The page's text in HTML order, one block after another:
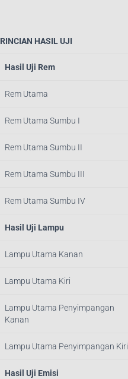
RINCIAN HASIL UJI
Hasil Uji Rem
Rem Utama
Rem Utama Sumbu I
Rem Utama Sumbu II
Rem Utama Sumbu III
Rem Utama Sumbu IV
Hasil Uji Lampu
Lampu Utama Kanan
Lampu Utama Kiri
Lampu Utama Penyimpangan
Kanan
Lampu Utama Penyimpangan Kiri
Hasil Uji Emisi